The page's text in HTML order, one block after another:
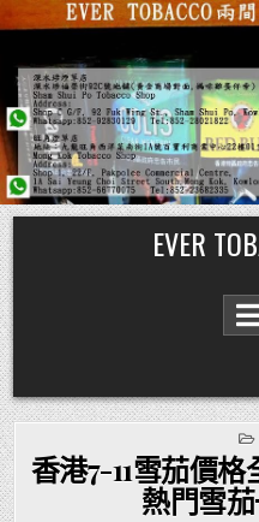
Skip
to
content
EVER
香港7-11雪茄價
熱門雪